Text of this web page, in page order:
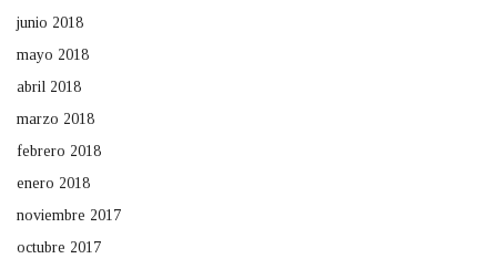
junio 2018
mayo 2018
abril 2018
marzo 2018
febrero 2018
enero 2018
noviembre 2017
octubre 2017